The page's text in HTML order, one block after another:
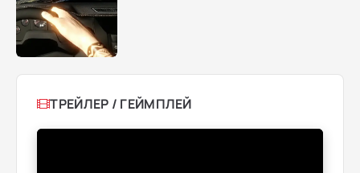
ТРЕЙЛЕР / ГЕЙМПЛЕЙ